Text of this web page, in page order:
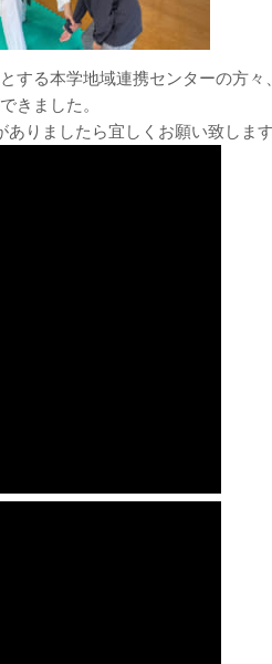
する本学地域連携センターの方
きました。
りましたら宜しくお願い致します